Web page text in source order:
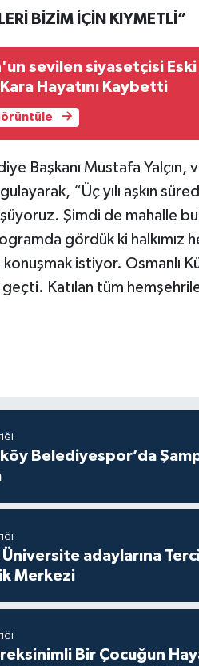
BİZİM İÇİN KIYMETLİ”
sevilen siyasetçisi Eski
Hayatını Kaybetti
Başkanı Mustafa Yalçın,
“Üç yılı aşkın
Şimdi de mahalle
gördük ki halkımız
istiyor. Osmanlı
Katılan tüm
Belediyespor’da
Üniversite adaylarına
Merkezi
Bir Çocuğun